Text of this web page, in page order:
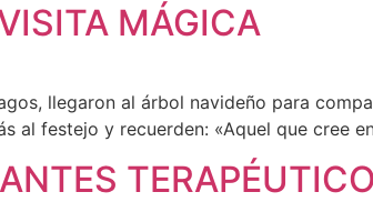
MÁGICA
llegaron al árbol navideño para
al festejo y recuerden: «Aquel que cree